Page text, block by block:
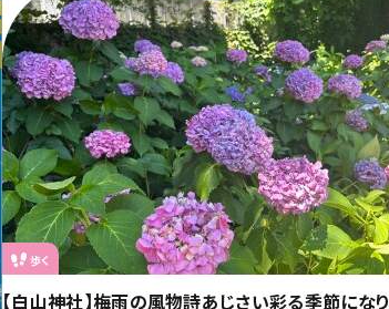
歩く
【白山神社】梅雨の風物詩あじさい彩る季節になり